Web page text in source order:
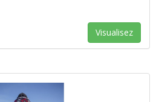
Visualisez